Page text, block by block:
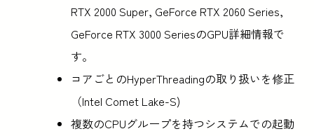
RTX 2000 Super, GeForce RTX 2060 Series,
GeForce RTX 3000 SeriesのGPU詳細情報で
す。
コアごとのHyperThreadingの取り扱いを修正
（Intel Comet Lake-S)
複数のCPUグループを持つシステムでの起動